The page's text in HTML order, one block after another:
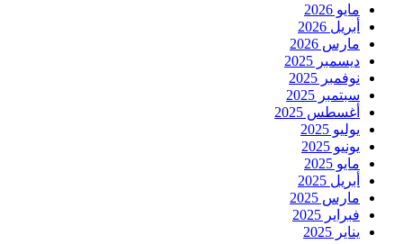
مايو 2026
أبريل 2026
مارس 2026
ديسمبر 2025
نوفمبر 2025
سبتمبر 2025
أغسطس 2025
يوليو 2025
يونيو 2025
مايو 2025
أبريل 2025
مارس 2025
فبراير 2025
يناير 2025